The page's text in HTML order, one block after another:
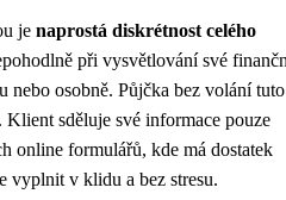
je naprostá diskrétnost celého
při vysvětlování své
nebo osobně. Půjčka bez volání tuto
Klient sděluje své informace pouze
online formulářů, kde má dostatek
vyplnit v klidu a bez stresu.